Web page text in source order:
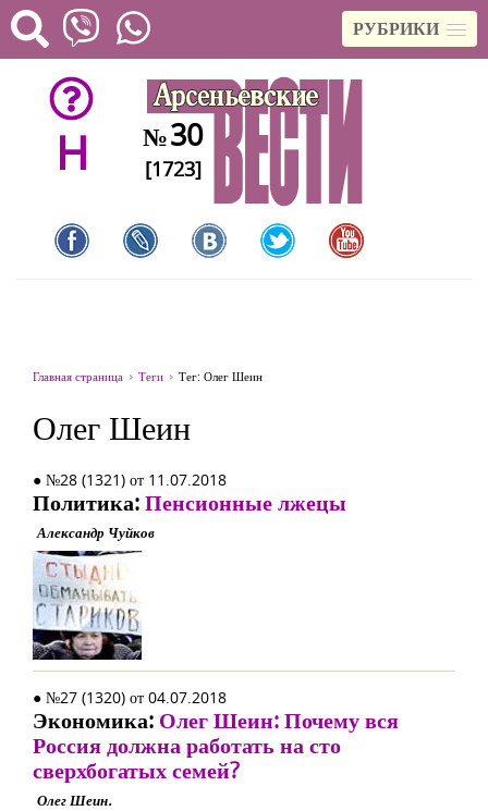
РУБРИКИ
H №30
[1723]
Главная страница Теги Тег: Олег Шеин
Олег Шеин
● №28 (1321) от 11.07.2018
Политика:Пенсионные лжецы
Александр Чуйков
● №27 (1320) от 04.07.2018
Экономика: Олег Шеин: Почему вся
Россия должна работать на сто
сверхбогатых семей?
Олег Шеин.